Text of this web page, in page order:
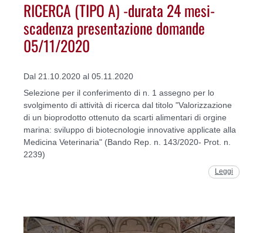
RICERCA (TIPO A) -durata 24 mesi-
scadenza presentazione domande
05/11/2020
Dal 21.10.2020 al 05.11.2020
Selezione per il conferimento di n. 1 assegno per lo
svolgimento di attività di ricerca dal titolo "Valorizzazione
di un bioprodotto ottenuto da scarti alimentari di orgine
marina: sviluppo di biotecnologie innovative applicate alla
Medicina Veterinaria" (Bando Rep. n. 143/2020- Prot. n.
2239)
Leggi